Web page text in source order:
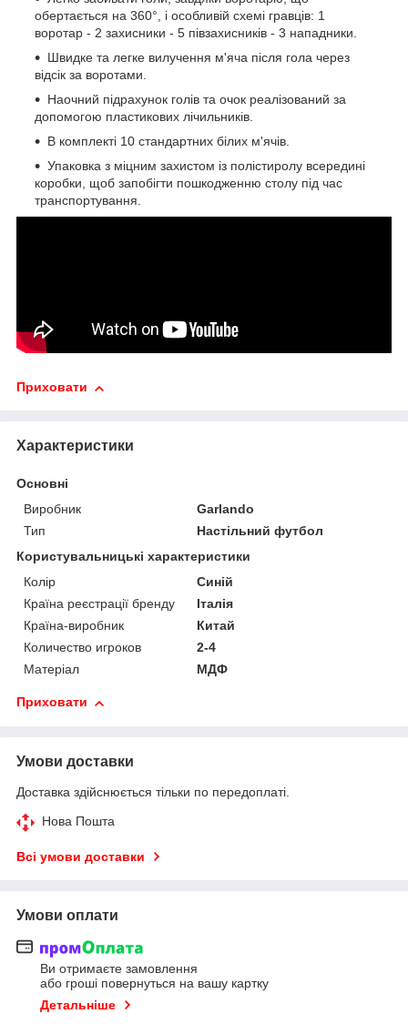
обертається на 360°, і особливій схемі гравців: 1
воротар - 2 захисники - 5 півзахисників - 3 нападники.
Швидке та легке вилучення м'яча після гола через
відсік за воротами.
Наочний підрахунок голів та очок реалізований за
допомогою пластикових лічильників.
В комплекті 10 стандартних білих м'ячів.
Упаковка з міцним захистом із полістиролу всередині
коробки, щоб запобігти пошкодженню столу під час
транспортування.
Приховати
Характеристики
Основні
Виробник
Garlando
Тип
Настільний футбол
Користувальницькі характеристики
Колір
Синій
Країна реєстрації бренду
Італія
Країна-виробник
Китай
Количество игроков
2-4
Матеріал
МДФ
Приховати
Умови доставки
Доставка здійснюється тільки по передоплаті.
Нова Пошта
Всі умови доставки
Умови оплати
Ви отримаєте замовлення
або гроші повернуться на вашу картку
Детальніше